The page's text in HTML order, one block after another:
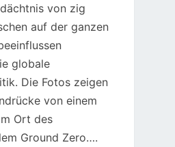
von zig
auf der ganzen
globale
Die Fotos zeigen
von einem
Ort des
Ground Zero….